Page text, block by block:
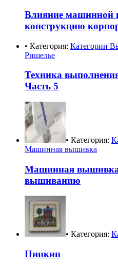
Влияние машинной
конструкцию
• Категория: Категории
Ришелье
Техника
Часть 5
• Категория:
Машинная вышивка
Машинная
вышиванию
• Категория:
Пинкип